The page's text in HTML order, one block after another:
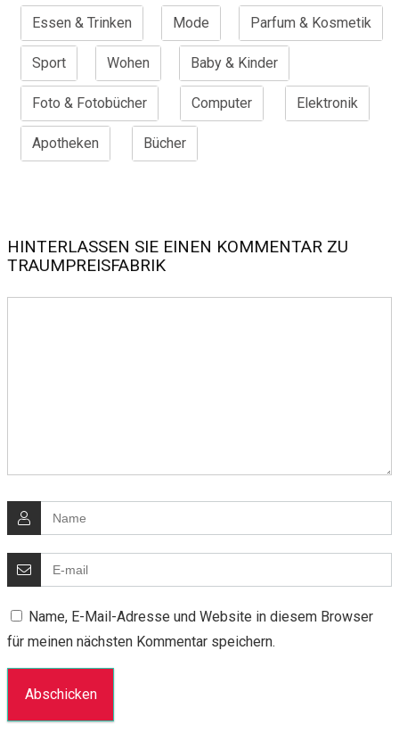
Essen & Trinken Mode Parfum & Kosmetik
Sport Wohen Baby & Kinder
Foto & Fotobücher Computer Elektronik
Apotheken Bücher
HINTERLASSEN SIE EINEN KOMMENTAR ZU
TRAUMPREISFABRIK
Name, E-Mail-Adresse und Website in diesem Browser
für meinen nächsten Kommentar speichern.